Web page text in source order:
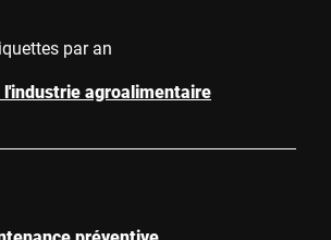
par an
agroalimentaire